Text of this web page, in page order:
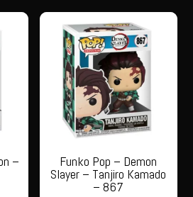
– Funko Pop – Demon
Slayer – Tanjiro Kamado
– 867